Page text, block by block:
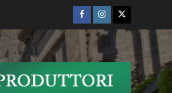
Facebook
Instagram
Twitter